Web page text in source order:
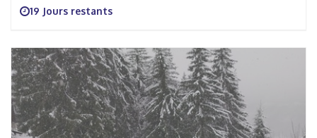
19 Jours restants